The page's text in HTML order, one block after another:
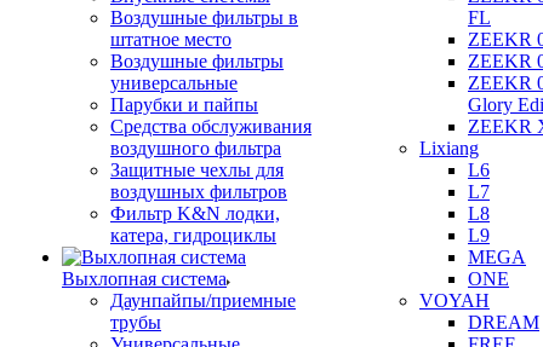
Воздушные фильтры в
штатное место
Воздушные фильтры
универсальные
Парубки и пайпы
Средства обслуживания
воздушного фильтра
Защитные чехлы для
воздушных фильтров
Фильтр K&N лодки,
катера, гидроциклы
Выхлопная система
Даунпайпы/приемные
трубы
FL
ZEEKR
ZEEKR
ZEEKR
Glory
ZEEKR
Lixiang
L6
L7
L8
L9
MEGA
ONE
VOYAH
DREAM